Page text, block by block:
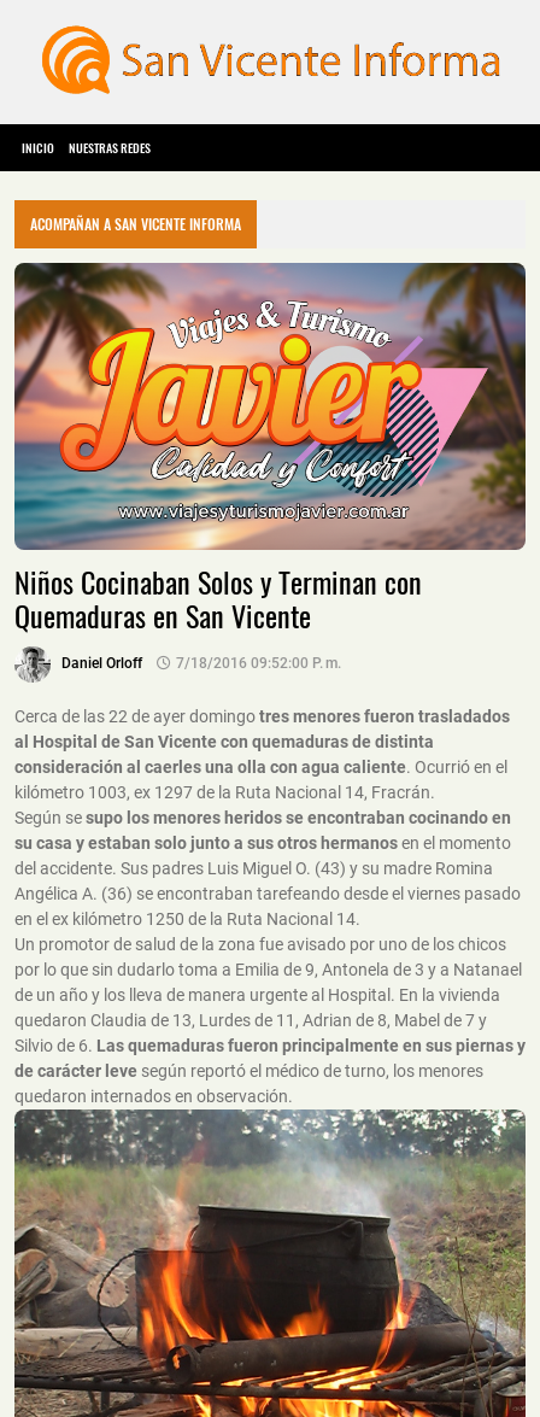
INICIO NUESTRAS REDES
ACOMPAÑAN A SAN VICENTE INFORMA
Niños Cocinaban Solos y Terminan con
Quemaduras en San Vicente
Daniel Orloff 7/18/2016 09:52:00 P. M.
Cerca de las 22 de ayer domingotres menores fueron trasladados
al Hospital de San Vicente con quemaduras de distinta
consideración al caerles una olla con agua caliente. Ocurrió en el
kilómetro 1003, ex 1297 de la Ruta Nacional 14, Fracrán.
Según sesupo los menores heridos se encontraban cocinando en
su casa y estaban solo junto a sus otros hermanosen el momento
del accidente. Sus padres Luis Miguel O. (43) y su madre Romina
Angélica A. (36) se encontraban tarefeando desde el viernes pasado
en el ex kilómetro 1250 de la Ruta Nacional 14.
Un promotor de salud de la zona fue avisado por uno de los chicos
por lo que sin dudarlo toma a Emilia de 9, Antonela de 3 y a Natanael
de un año y los lleva de manera urgente al Hospital. En la vivienda
quedaron Claudia de 13, Lurdes de 11, Adrian de 8, Mabel de 7 y
Silvio de 6. Las quemaduras fueron principalmente en sus piernas y
de carácter leve según reportó el médico de turno, los menores
quedaron internados en observación.